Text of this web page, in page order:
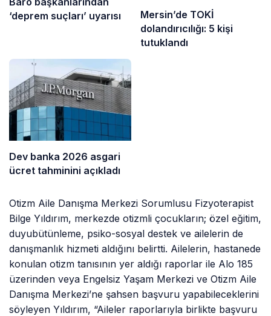
‘deprem suçları’ uyarısı
Mersin’de TOKİ
dolandırıcılığı: 5 kişi
tutuklandı
Dev banka 2026 asgari
ücret tahminini açıkladı
Otizm Aile Danışma Merkezi Sorumlusu Fizyoterapist
Bilge Yıldırım, merkezde otizmli çocukların; özel eğitim,
duyubütünleme, psiko-sosyal destek ve ailelerin de
danışmanlık hizmeti aldığını belirtti. Ailelerin, hastanede
konulan otizm tanısının yer aldığı raporlar ile Alo 185
üzerinden veya Engelsiz Yaşam Merkezi ve Otizm Aile
Danışma Merkezi’ne şahsen başvuru yapabileceklerini
söyleyen Yıldırım, “Aileler raporlarıyla birlikte başvuru